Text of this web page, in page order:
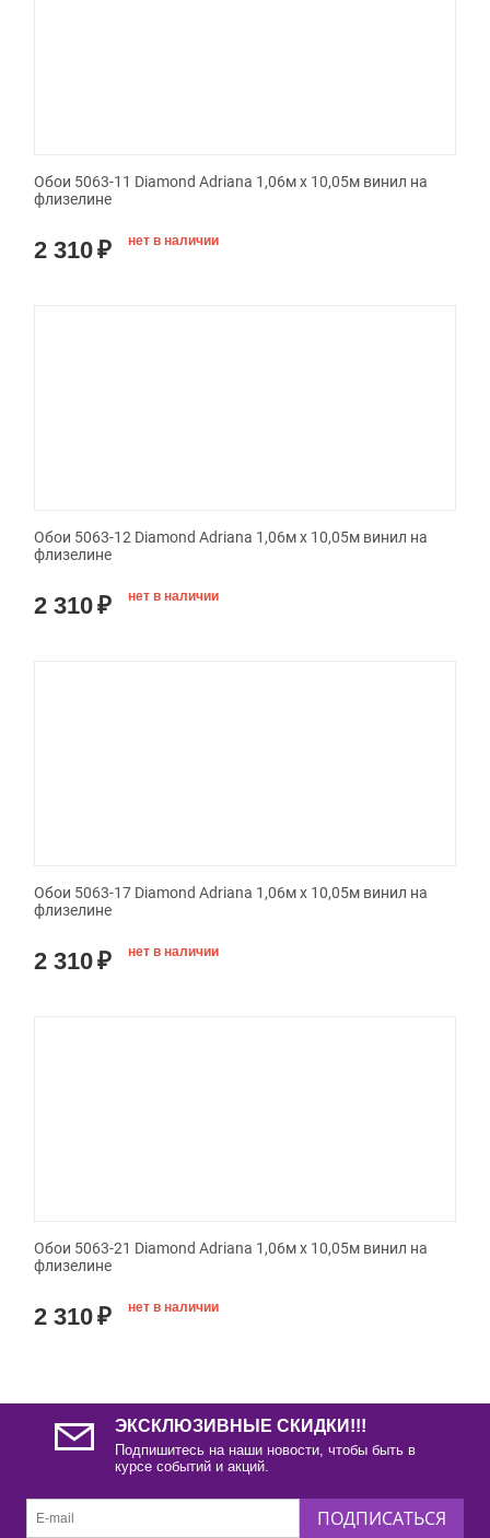
Обои 5063-11 Diamond Adriana 1,06м х 10,05м винил на
флизелине
2 310₽ нет в наличии
Обои 5063-12 Diamond Adriana 1,06м х 10,05м винил на
флизелине
2 310₽ нет в наличии
Обои 5063-17 Diamond Adriana 1,06м х 10,05м винил на
флизелине
2 310₽ нет в наличии
Обои 5063-21 Diamond Adriana 1,06м х 10,05м винил на
флизелине
2 310₽ нет в наличии
ЭКСКЛЮЗИВНЫЕ СКИДКИ!!!
Подпишитесь на наши новости, чтобы быть в
курсе событий и акций.
ПОДПИСАТЬСЯ